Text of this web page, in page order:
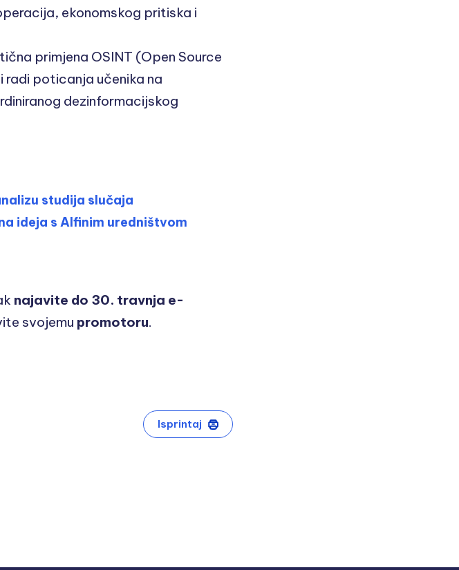
ekonomskog pritiska i
primjena OSINT (Open Source
poticanja učenika na
dezinformacijskog
studija slučaja
ideja s Alfinim uredništvom
najavite do 30. travnja e-
svojemu promotoru.
Isprintaj